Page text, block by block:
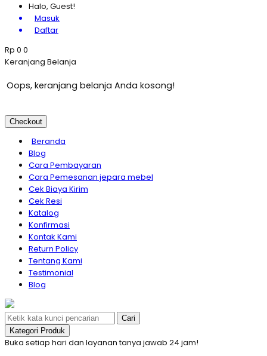
Halo, Guest!
Masuk
Daftar
Rp 0 0
Keranjang Belanja
Oops, keranjang belanja Anda kosong!
Checkout
Beranda
Blog
Cara Pembayaran
Cara Pemesanan jepara mebel
Cek Biaya Kirim
Cek Resi
Katalog
Konfirmasi
Kontak Kami
Return Policy
Tentang Kami
Testimonial
Blog
Cari
Kategori Produk
Buka setiap hari dan layanan tanya jawab 24 jam!